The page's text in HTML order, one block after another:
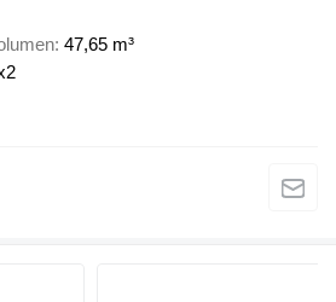
47,65 m³